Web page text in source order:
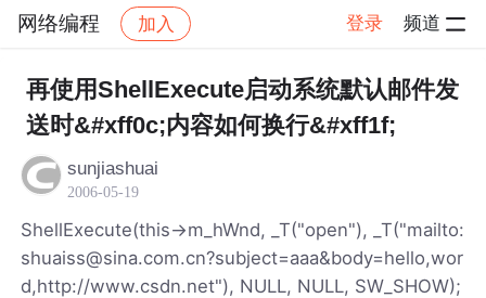
网络编程 加入 登录 频道
社区 网络编程 帖子详情
再使用ShellExecute启动系统默认邮件发
送时&#xff0c;内容如何换行&#xff1f;
sunjiashuai
2006-05-19
ShellExecute(this->m_hWnd, _T("open"), _T("mailto:
shuaiss@sina.com.cn?subject=aaa&body=hello,wor
d,http://www.csdn.net"), NULL, NULL, SW_SHOW);